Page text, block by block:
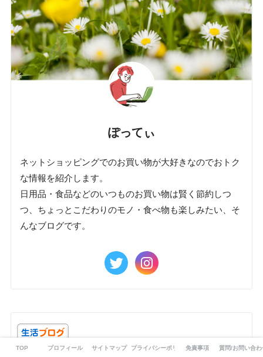
ぽってぃ
ネットショッピングでのお買い物が大好きなのでおトク
な情報を紹介します。
日用品・食品などのいつものお買い物は賢く節約しつ
つ、ちょっとこだわりのモノ・食べ物も楽しみたい、そ
んなブログです。
にほんブログ村
TOP プロフィール サイトマップ プライバシーポリシー免責事項 質問/お問い合わ